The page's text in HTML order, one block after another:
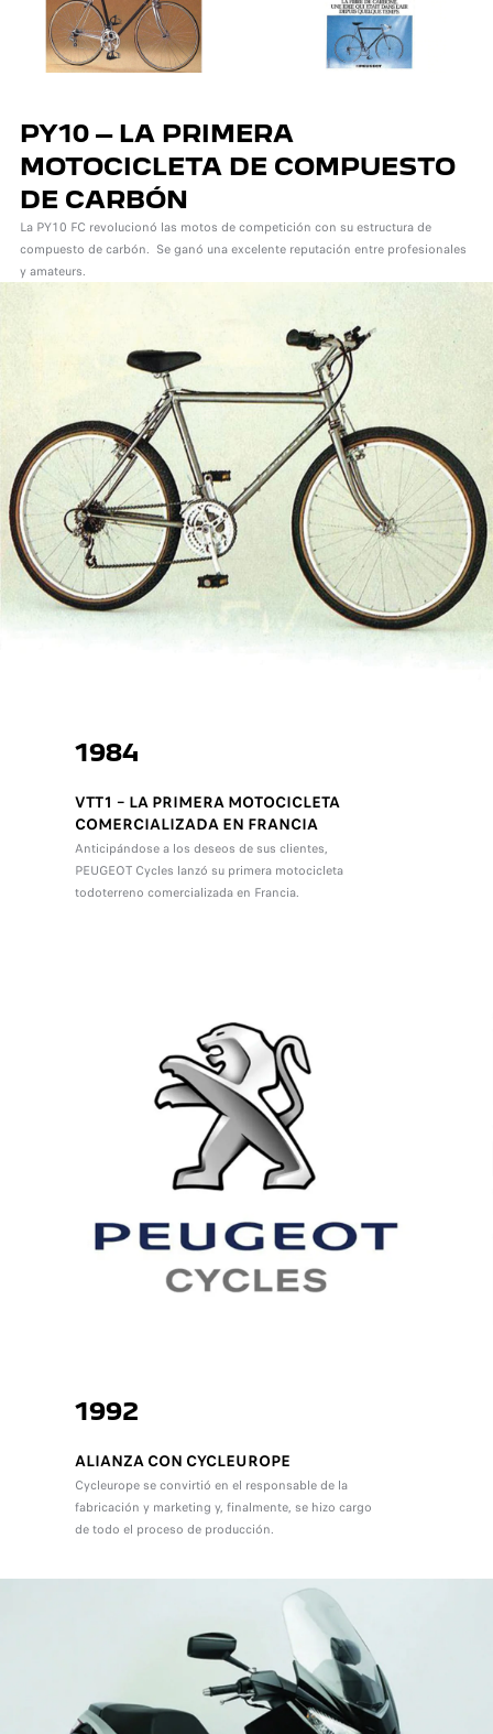
PY10 – LA PRIMERA
MOTOCICLETA DE COMPUESTO
DE CARBÓN
La PY10 FC revolucionó las motos de competición con su estructura de
compuesto de carbón. Se ganó una excelente reputación entre profesionales
y amateurs.
1984
VTT1 – LA PRIMERA MOTOCICLETA
COMERCIALIZADA EN FRANCIA
Anticipándose a los deseos de sus clientes,
PEUGEOT Cycles lanzó su primera motocicleta
todoterreno comercializada en Francia.
1992
ALIANZA CON CYCLEUROPE
Cycleurope se convirtió en el responsable de la
fabricación y marketing y, finalmente, se hizo cargo
de todo el proceso de producción.